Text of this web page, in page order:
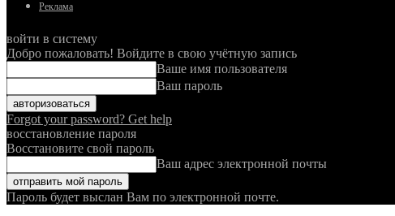
Реклама
войти в систему
Добро пожаловать! Войдите в свою учётную запись
Ваше имя пользователя
Ваш пароль
Forgot your password? Get help
восстановление пароля
Восстановите свой пароль
Ваш адрес электронной почты
Пароль будет выслан Вам по электронной почте.